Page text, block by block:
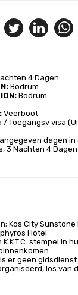
4 Dagen
Bodrum
Bodrum
Veerboot
/ Toegangsv visa
dagen
3 Nachten 4
Kos City Sunstone
Hotel
stempel in
er geen
los van